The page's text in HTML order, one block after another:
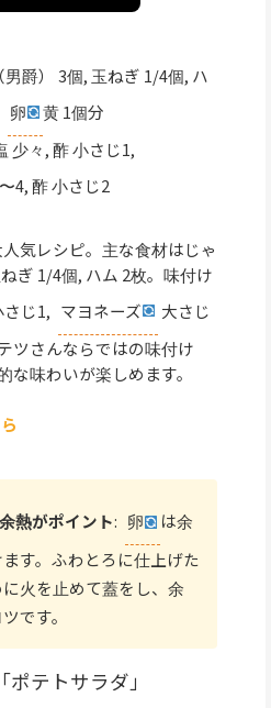
爵） 3個, 玉ねぎ 1/4個, ハ
卵
黄 1個分
少々, 酢 小さじ1,
4, 酢 小さじ2
気レシピ。主な食材はじゃ
ぎ 1/4個, ハム 2枚。味付け
じ1, マヨネーズ
大さじ
ツさんならではの味付け
味わいが楽しめます。
熱がポイント: 卵
は余
す。ふわとろに仕上げた
火を止めて蓋をし、余
です。
テトサラダ」